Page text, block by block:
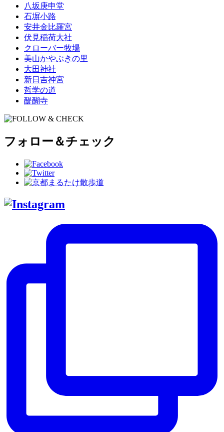
八坂庚申堂
石塀小路
安井金比羅宮
伏見稲荷大社
クローバー牧場
美山かやぶきの里
大田神社
新日吉神宮
哲学の道
醍醐寺
フォロー＆チェック